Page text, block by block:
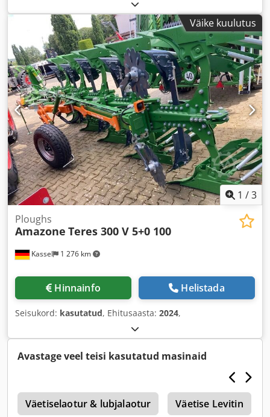
Väike kuulutus
1 /3
Kassel 1 276 km
Ploughs
Amazone Teres 300 V 5+0 100
Hinnainfo Helistada
Seisukord: kasutatud, Ehitusaasta: 2024,
Avastage veel teisi kasutatud masinaid
Väetiselaotur & lubjalaotur Väetise Levitin